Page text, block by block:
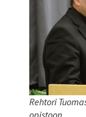
Rehtori